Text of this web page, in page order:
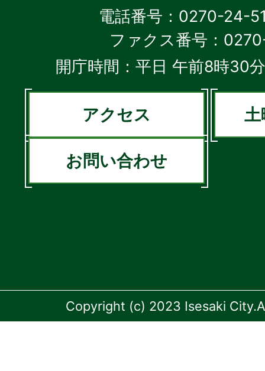
電話番号：0270-24-
ファクス番号：
開庁時間：平日 午前8時30
アクセス 土
お問い合わせ
Copyright (c) 2023 Isesaki